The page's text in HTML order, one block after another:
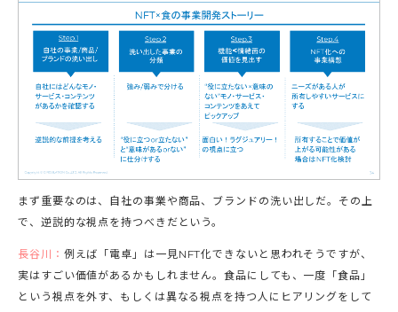
まず重要なのは、自社の事業や商品、ブランドの洗い出しだ。その上
で、逆説的な視点を持つべきだという。
長谷川： 例えば「電卓」は一見NFT化できないと思われそうですが、
実はすごい価値があるかもしれません。食品にしても、一度「食品」
という視点を外す、もしくは異なる視点を持つ人にヒアリングをして